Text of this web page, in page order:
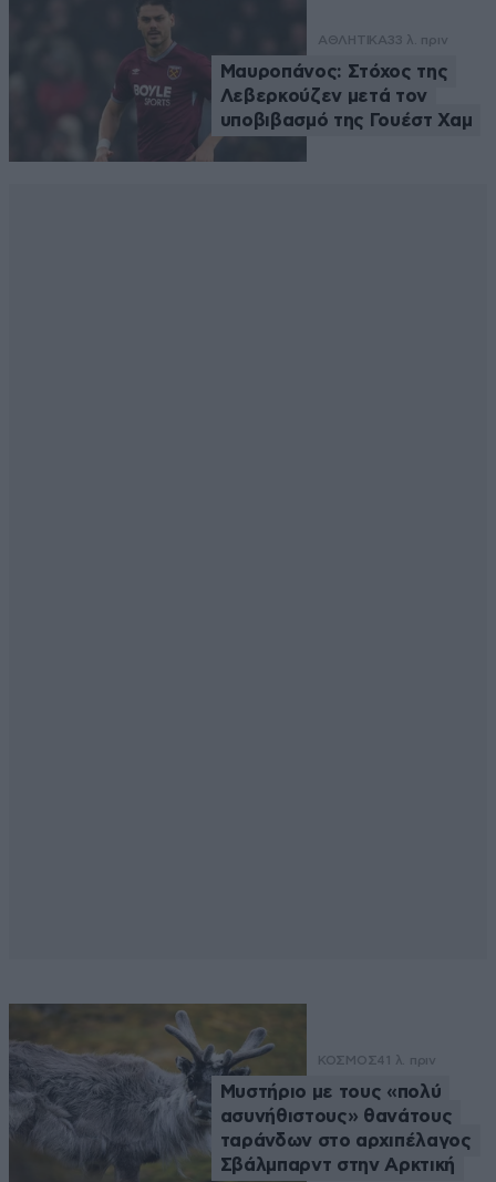
ΑΘΛΗΤΙΚΑ33 λ. πριν
Μαυροπάνος: Στόχος της
Λεβερκούζεν μετά τον
υποβιβασμό της Γουέστ Χαμ
ΚΟΣΜΟΣ41 λ. πριν
Μυστήριο με τους «πολύ
ασυνήθιστους» θανάτους
ταράνδων στο αρχιπέλαγος
Σβάλμπαρντ στην Αρκτική